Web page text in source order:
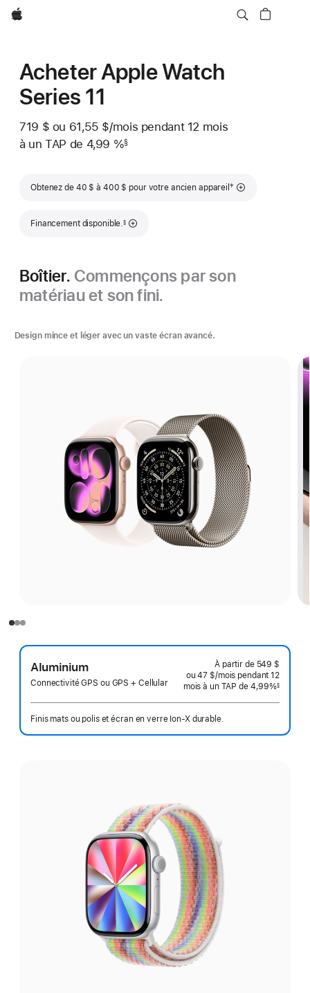
Apple
Acheter Apple Watch
Series 11
719 $ ou 61,55 $/mois par mois
pendant 12 mois
à un TAP de 4,99 %§
Obtenez de 40 $ à 400 $ pour votre ancien appareil Note de bas de page
†
Financement disponible.
Note de bas de page
§
Boîtier. Commençons par son
matériau et son fini.
Design mince et léger avec un vaste écran avancé.
Aluminium
Connectivité GPS ou GPS + Cellular
À partir de 549 $
ou 47 $/mois par
mois
pendant 12
mois mois
à un TAP de 4,99%§
Finis mats ou polis et écran en verre Ion-X durable.